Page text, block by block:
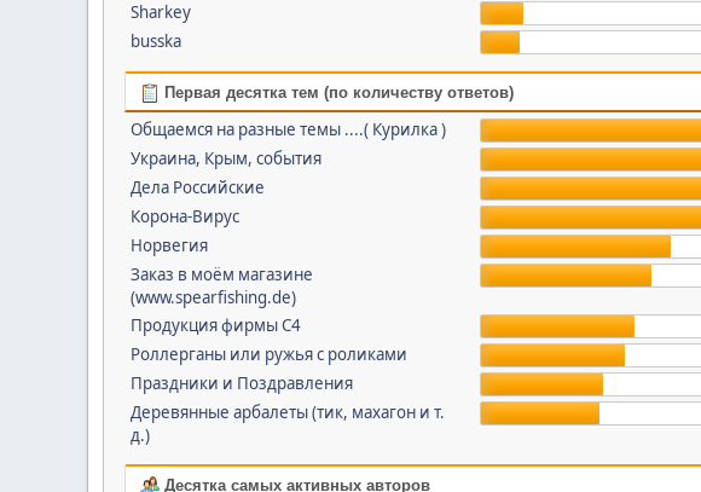
Sharkey
busska
Первая десятка тем (по количеству ответов)
Общаемся на разные темы ....( Курилка )
Украина, Крым, события
Дела Российские
Корона-Вирус
Норвегия
Заказ в моём магазине
(www.spearfishing.de)
Продукция фирмы С4
Роллерганы или ружья с роликами
Праздники и Поздравления
Деревянные арбалеты (тик, махагон и т.
д.)
Десятка самых активных авторов